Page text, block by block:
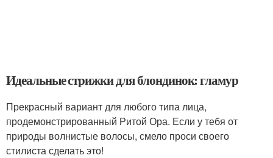
Идеальные стрижки для блондинок: гламур
Прекрасный вариант для любого типа лица,
продемонстрированный Ритой Ора. Если у тебя от
природы волнистые волосы, смело проси своего
стилиста сделать это!